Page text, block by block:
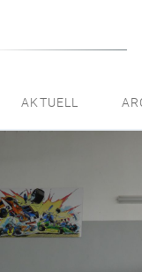
AKTUELL